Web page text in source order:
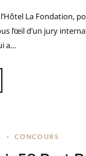
La Fondation,
l’œil d’un jury
a…
CONCOURS